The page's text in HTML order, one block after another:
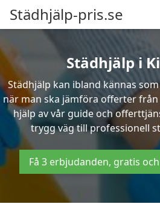
Städhjälp-pris.se
Städhjälp i
Städhjälp kan ibland kännas
när man ska jämföra offerter
hjälp av vår guide och
trygg väg till professionell
Få 3 erbjudanden, gratis